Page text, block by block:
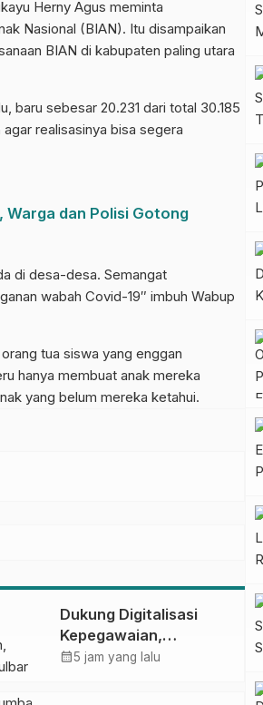
Herny Agus meminta
Nasional (BIAN). Itu disampaikan
BIAN di kabupaten paling utara
baru sebesar 20.231 dari total 30.185
realisasinya bisa segera
Warga dan Polisi Gotong
di desa-desa. Semangat
wabah Covid-19″ imbuh Wabup
tua siswa yang enggan
hanya membuat anak mereka
yang belum mereka ketahui.
Dukung Digitalisasi
Kepegawaian,
DPMPTSP Sulbar Siap
calendar_month5 jam yang lalu